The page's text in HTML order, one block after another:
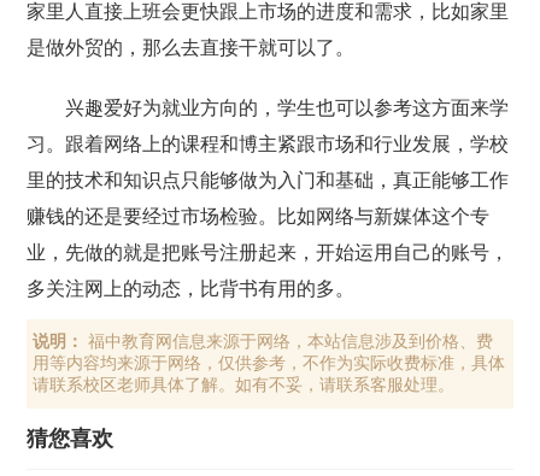
家里人直接上班会更快跟上市场的进度和需求，比如家里
是做外贸的，那么去直接干就可以了。
兴趣爱好为就业方向的，学生也可以参考这方面来学
习。跟着网络上的课程和博主紧跟市场和行业发展，学校
里的技术和知识点只能够做为入门和基础，真正能够工作
赚钱的还是要经过市场检验。比如网络与新媒体这个专
业，先做的就是把账号注册起来，开始运用自己的账号，
多关注网上的动态，比背书有用的多。
说明：
福中教育网信息来源于网络，本站信息涉及到价格、费
用等内容均来源于网络，仅供参考，不作为实际收费标准，具体
请联系校区老师具体了解。如有不妥，请联系客服处理。
猜您喜欢